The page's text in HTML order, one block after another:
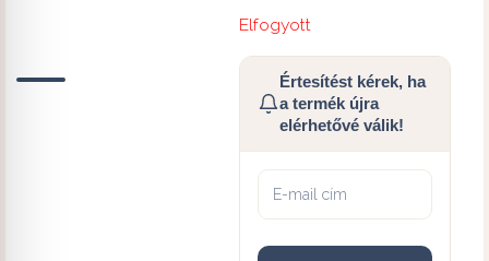
Elfogyott
Értesítést kérek, ha
a termék újra
elérhetővé válik!